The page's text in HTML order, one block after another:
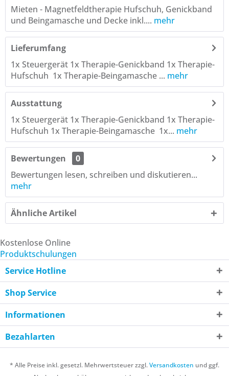
Mieten - Magnetfeldtherapie Hufschuh, Genickband
und Beingamasche und Decke inkl.... mehr
Lieferumfang
1x Steuergerät 1x Therapie-Genickband 1x Therapie-
Hufschuh 1x Therapie-Beingamasche ... mehr
Ausstattung
1x Steuergerät 1x Therapie-Genickband 1x Therapie-
Hufschuh 1x Therapie-Beingamasche 1x... mehr
Bewertungen
0
Bewertungen lesen, schreiben und diskutieren...
mehr
Ähnliche Artikel
Kostenlose Online
Produktschulungen
Service Hotline
Shop Service
Informationen
Bezahlarten
* Alle Preise inkl. gesetzl. Mehrwertsteuer zzgl.Versandkosten und ggf.